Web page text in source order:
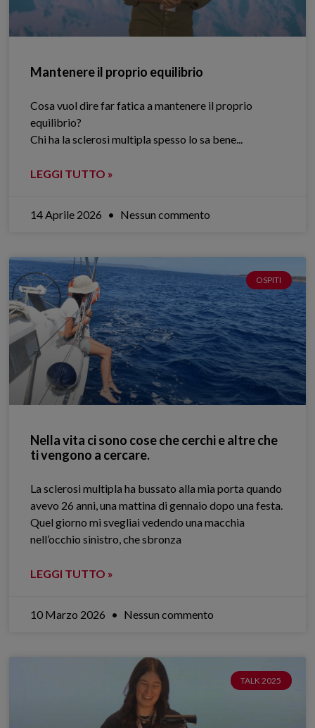
Mantenere il proprio equilibrio
Cosa vuol dire far fatica a mantenere il proprio
equilibrio?
Chi ha la sclerosi multipla spesso lo sa bene.​..
LEGGI TUTTO »
14 Aprile 2026 Nessun commento
OSPITI
Nella vita ci sono cose che cerchi e altre che
ti vengono a cercare.
La sclerosi multipla ha bussato alla mia porta quando
avevo 26 anni, una mattina di gennaio dopo una festa.
Quel giorno mi svegliai vedendo una macchia
nell’occhio sinistro, che sbronza
LEGGI TUTTO »
10 Marzo 2026 Nessun commento
TALK 2025